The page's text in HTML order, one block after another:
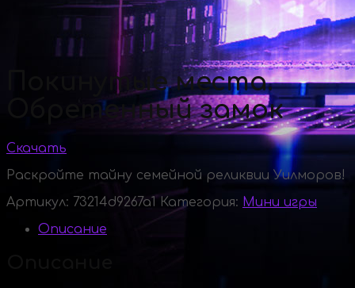
Покинутые места.
Обретенный замок
Скачать
Раскройте тайну семейной реликвии Уилморов!
Артикул: 73214d9267a1 Категория: Мини игры
Описание